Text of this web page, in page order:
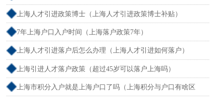
上海人才引进政策博士（上海人才引进政策博士补贴）
7年上海户口入户时间（上海落户政策7年）
上海人才引进落户后怎么办理（上海人才引进如何落户）
上海引进人才落户政策（超过45岁可以落户上海吗）
上海市积分入户就是上海户口了吗（上海积分与户口有啥区